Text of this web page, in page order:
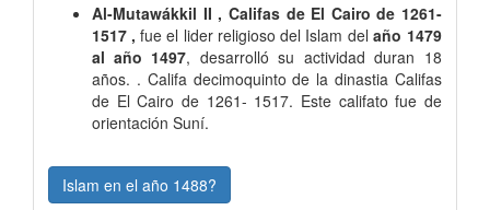
Al-Mutawákkil II , Califas de El Cairo de 1261-
1517 , fue el lider religioso del Islam del año 1479
al año 1497, desarrolló su actividad duran 18
años. . Califa decimoquinto de la dinastia Califas
de El Cairo de 1261- 1517. Este califato fue de
orientación Suní.
Islam en el año 1488?